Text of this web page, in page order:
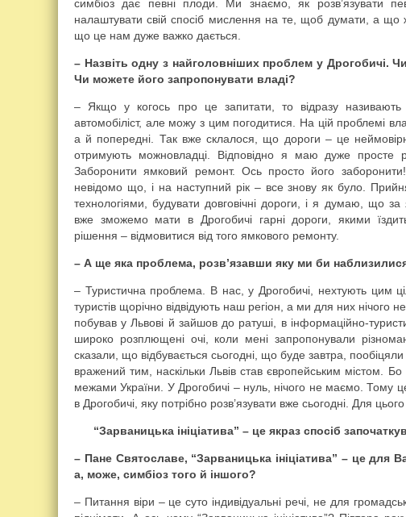
симбіоз дає певні плоди. Ми знаємо, як розв’язувати
налаштувати свій спосіб мислення на те, щоб думати, а
що це нам дуже важко дається.
– Назвіть одну з найголовніших проблем у Дрогобичі. Чи
Чи можете його запропонувати владі?
– Якщо у когось про це запитати, то відразу
автомобіліст, але можу з цим погодитися. На цій проблемі
а й попередні. Так вже склалося, що дороги – це
отримують можновладці. Відповідно я маю дуже просте
Заборонити ямковий ремонт. Ось просто його
невідомо що, і на наступний рік – все знову як було.
технологіями, будувати довговічні дороги, і я думаю, що за
вже зможемо мати в Дрогобичі гарні дороги, якими
рішення – відмовитися від того ямкового ремонту.
– А ще яка проблема, розв’язавши яку ми би
– Туристична проблема. В нас, у Дрогобичі, нехтують цим
туристів щорічно відвідують наш регіон, а ми для них нічого
побував у Львові й зайшов до ратуші, в інформаційно-
широко розплющені очі, коли мені запропонували
сказали, що відбувається сьогодні, що буде завтра,
вражений тим, наскільки Львів став європейським містом.
межами України. У Дрогобичі – нуль, нічого не маємо. Тому
в Дрогобичі, яку потрібно розв’язувати вже сьогодні. Для
“Зарваницька ініціатива” – це якраз спосіб
– Пане Святославе, “Зарваницька ініціатива” – це для
а, може, симбіоз того й іншого?
– Питання віри – це суто індивідуальні речі, не для